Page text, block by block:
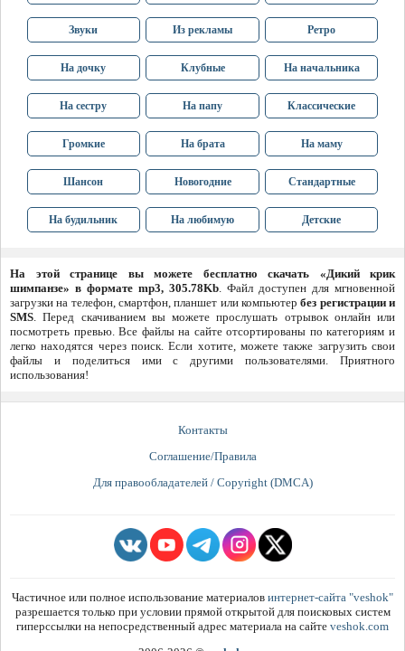
Звуки Из рекламы Ретро
На дочку Клубные На начальника
На сестру На папу Классические
Громкие На брата На маму
Шансон Новогодние Стандартные
На будильник На любимую Детские
На этой странице вы можете бесплатно скачать «Дикий крик
шимпанзе» в формате mp3, 305.78Kb. Файл доступен для мгновенной
загрузки на телефон, смартфон, планшет или компьютербез регистрации и
SMS. Перед скачиванием вы можете прослушать отрывок онлайн или
посмотреть превью. Все файлы на сайте отсортированы по категориям и
легко находятся через поиск. Если хотите, можете также загрузить свои
файлы и поделиться ими с другими пользователями. Приятного
использования!
Контакты
Соглашение/Правила
Для правообладателей / Copyright (DMCA)
Частичное или полное использование материалов интернет-сайта "veshok"
разрешается только при условии прямой открытой для поисковых систем
гиперссылки на непосредственный адрес материала на сайте veshok.com